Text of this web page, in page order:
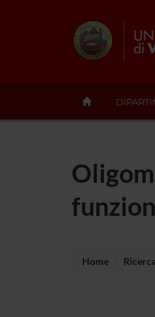
Home